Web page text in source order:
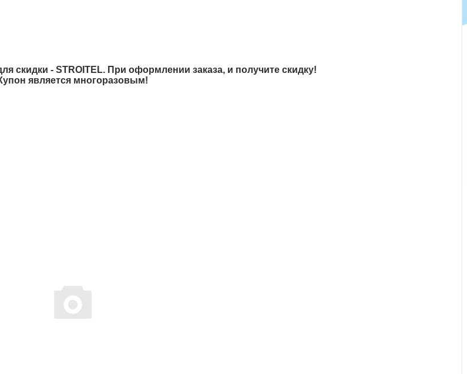
скидки - STROITEL. При оформлении заказа, и получите скидку!
является многоразовым!